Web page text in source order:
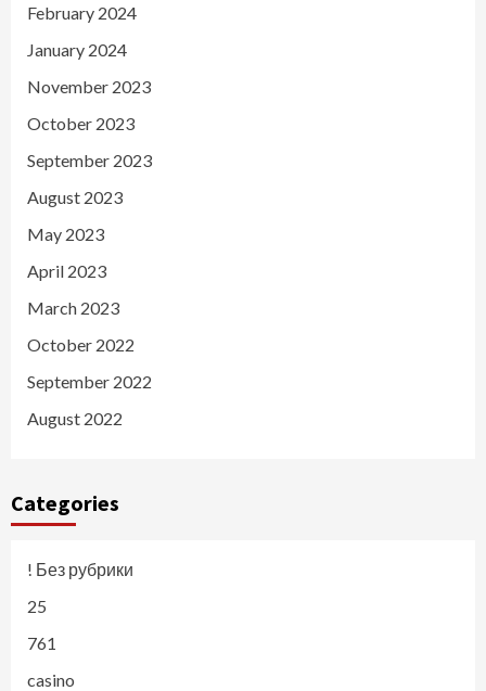
February 2024
January 2024
November 2023
October 2023
September 2023
August 2023
May 2023
April 2023
March 2023
October 2022
September 2022
August 2022
Categories
! Без рубрики
25
761
casino